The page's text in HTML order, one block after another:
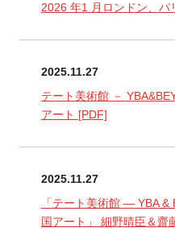
2026 年1 月ロンドン、パ
2025.11.27
テート美術館 －
アート [PDF]
2025.11.27
「テート美術館 ― YBA
国アート」 細野晴臣＆齋